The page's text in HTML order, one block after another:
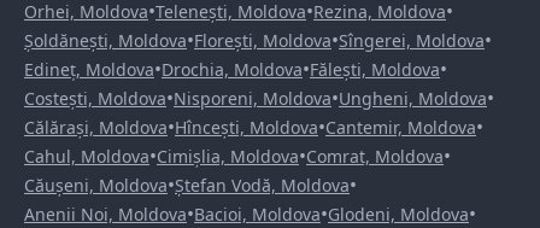
Orhei, Moldova•Telenești, Moldova•Rezina, Moldova•
Șoldănești, Moldova•Florești, Moldova•Sîngerei, Moldova•
Edineț, Moldova•Drochia, Moldova•Fălești, Moldova•
Costești, Moldova•Nisporeni, Moldova•Ungheni, Moldova•
Călărași, Moldova•Hîncești, Moldova•Cantemir, Moldova•
Cahul, Moldova•Cimișlia, Moldova•Comrat, Moldova•
Căușeni, Moldova•Ștefan Vodă, Moldova•
Anenii Noi, Moldova•Bacioi, Moldova•Glodeni, Moldova•